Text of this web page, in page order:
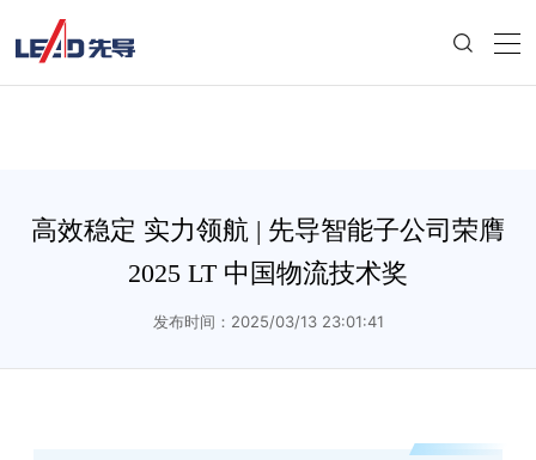
高效稳定 实力领航 | 先导智能子公司荣膺
2025 LT 中国物流技术奖
发布时间：2025/03/13 23:01:41